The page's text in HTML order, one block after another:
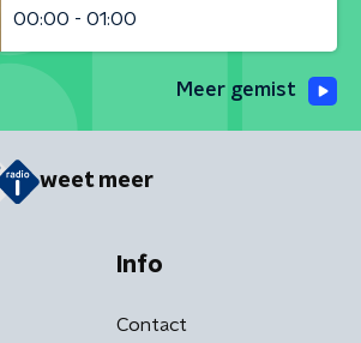
00:00 - 01:00
Meer gemist
weet meer
Info
Contact